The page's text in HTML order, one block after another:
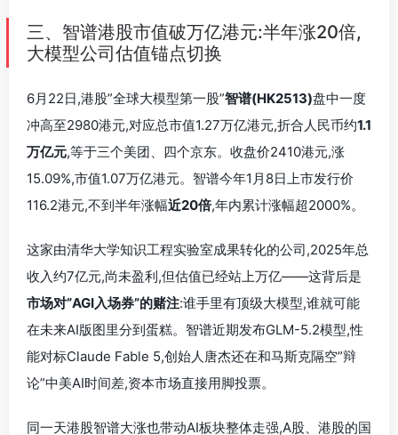
三、智谱港股市值破万亿港元:半年涨20倍,
大模型公司估值锚点切换
6月22日,港股”全球大模型第一股”智谱(HK2513)盘中一度
冲高至2980港元,对应总市值1.27万亿港元,折合人民币约1.1
万亿元,等于三个美团、四个京东。收盘价2410港元,涨
15.09%,市值1.07万亿港元。智谱今年1月8日上市发行价
116.2港元,不到半年涨幅近20倍,年内累计涨幅超2000%。
这家由清华大学知识工程实验室成果转化的公司,2025年总
收入约7亿元,尚未盈利,但估值已经站上万亿——这背后是
市场对”AGI入场券”的赌注:谁手里有顶级大模型,谁就可能
在未来AI版图里分到蛋糕。智谱近期发布GLM-5.2模型,性
能对标Claude Fable 5,创始人唐杰还在和马斯克隔空”辩
论”中美AI时间差,资本市场直接用脚投票。
同一天港股智谱大涨也带动AI板块整体走强,A股、港股的国